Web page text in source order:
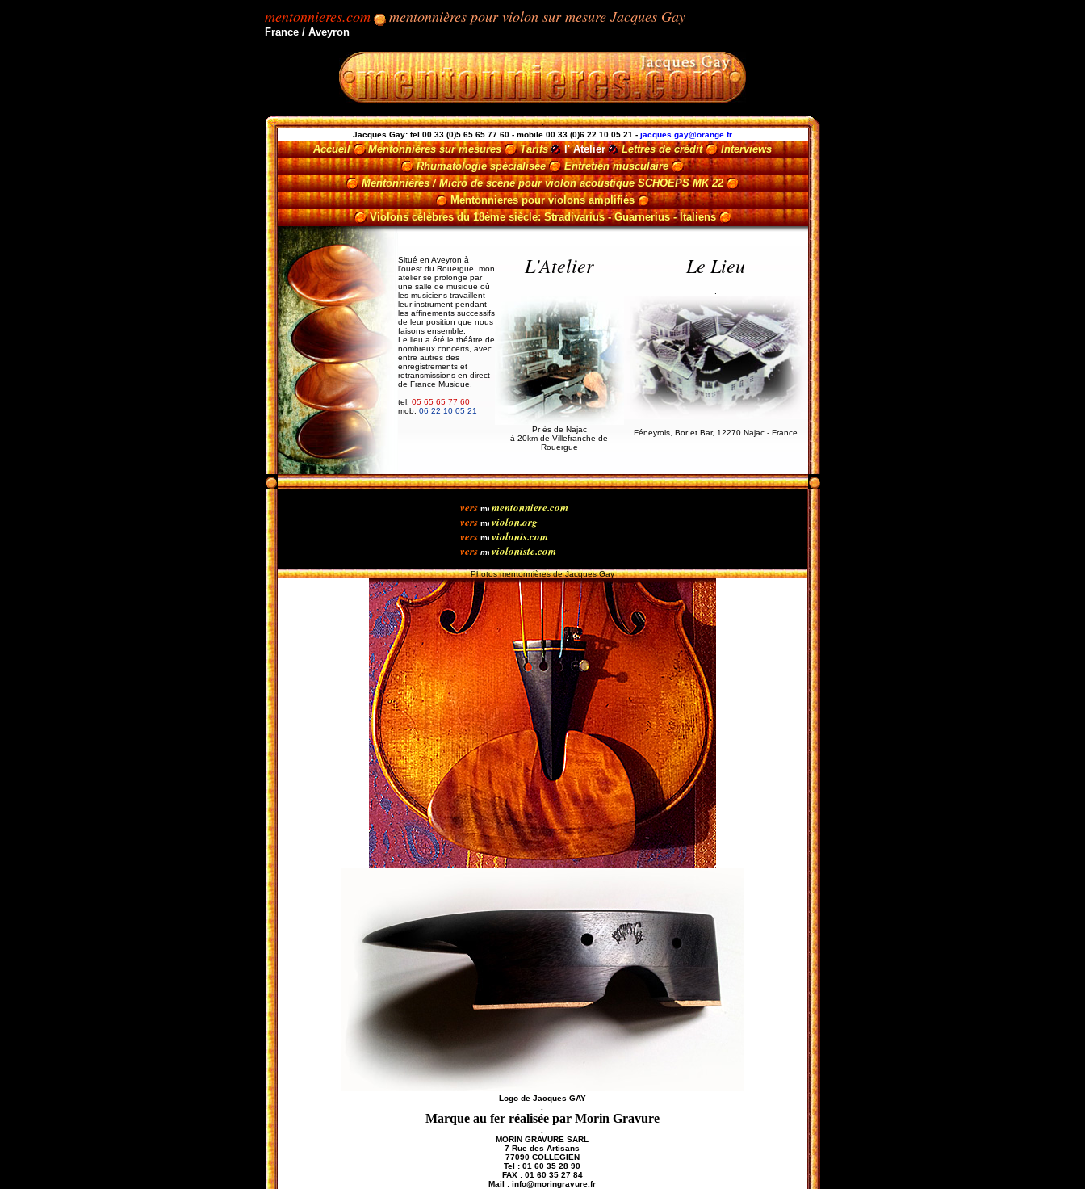
mentonnieres.com mentonnières pour violon sur mesure Jacques Gay
France / Aveyron
.
Jacques Gay: tel 00 33 (0)5 65 65 77 60 - mobile 00 33 (0)6 22 10 05 21 - jacques.gay@orange.fr
Accueil Mentonnières sur mesures Tarifs l' Atelier Lettres de crédit
Interviews
Rhumatologie spécialisée
Entretien musculaire
Mentonnières / Micro de scène pour violon acoustique SCHOEPS MK 22
Mentonnieres pour violons amplifiés
Violons célèbres du 18ème siècle: Stradivarius - Guarnerius - Italiens
Situé en Aveyron à
l'ouest du Rouergue, mon
atelier se prolonge par
une salle de musique où
les musiciens travaillent
leur instrument pendant
les affinements successifs
de leur position que nous
faisons ensemble.
Le lieu a été le théâtre de
nombreux concerts, avec
entre autres des
enregistrements et
retransmissions en direct
de France Musique.
tel: 05 65 65 77 60
mob: 06 22 10 05 21
L'Atelier
Pr ès de Najac
à 20km de Villefranche de
Rouergue
Le Lieu
Féneyrols, Bor et Bar, 12270 Najac - France
vers
mentonniere.com
vers
violon.org
vers
violonis.com
vers
violoniste.com
Photos mentonnières de Jacques Gay
Logo de Jacques GAY
Marque au fer réalisée par Morin Gravure
MORIN GRAVURE SARL
7 Rue des Artisans
77090 COLLEGIEN
Tel : 01 60 35 28 90
FAX : 01 60 35 27 84
Mail : info@moringravure.fr